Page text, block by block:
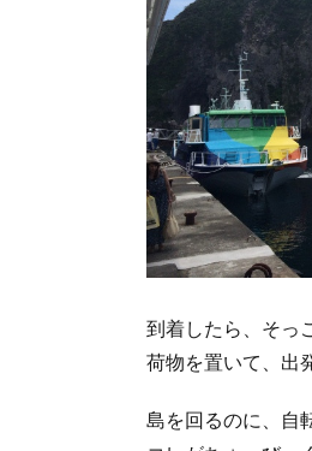
到着したら、そっ
荷物を置いて、出
島を回るのに、自